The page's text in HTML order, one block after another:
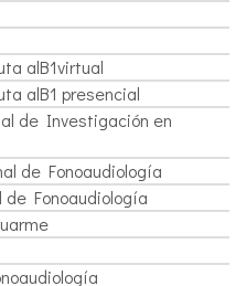
alB1virtual
alB1 presencial
de Investigación en
de Fonoaudiología
Fonoaudiología